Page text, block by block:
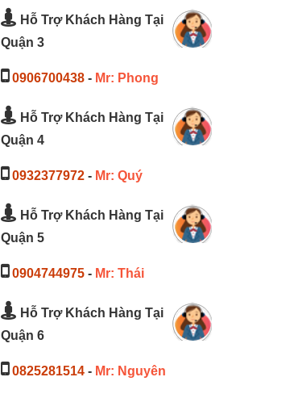
Hỗ Trợ Khách Hàng Tại
Quận 3
0906700438- Mr: Phong
Hỗ Trợ Khách Hàng Tại
Quận 4
0932377972- Mr: Quý
Hỗ Trợ Khách Hàng Tại
Quận 5
0904744975- Mr: Thái
Hỗ Trợ Khách Hàng Tại
Quận 6
0825281514- Mr: Nguyên